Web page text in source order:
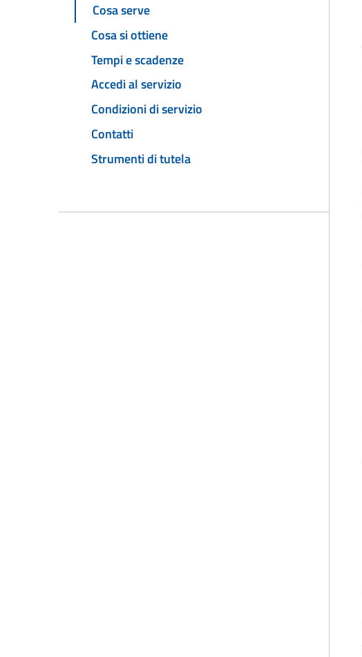
Cosa serve
Cosa si ottiene
Tempi e scadenze
Accedi al servizio
Condizioni di servizio
Contatti
Strumenti di tutela